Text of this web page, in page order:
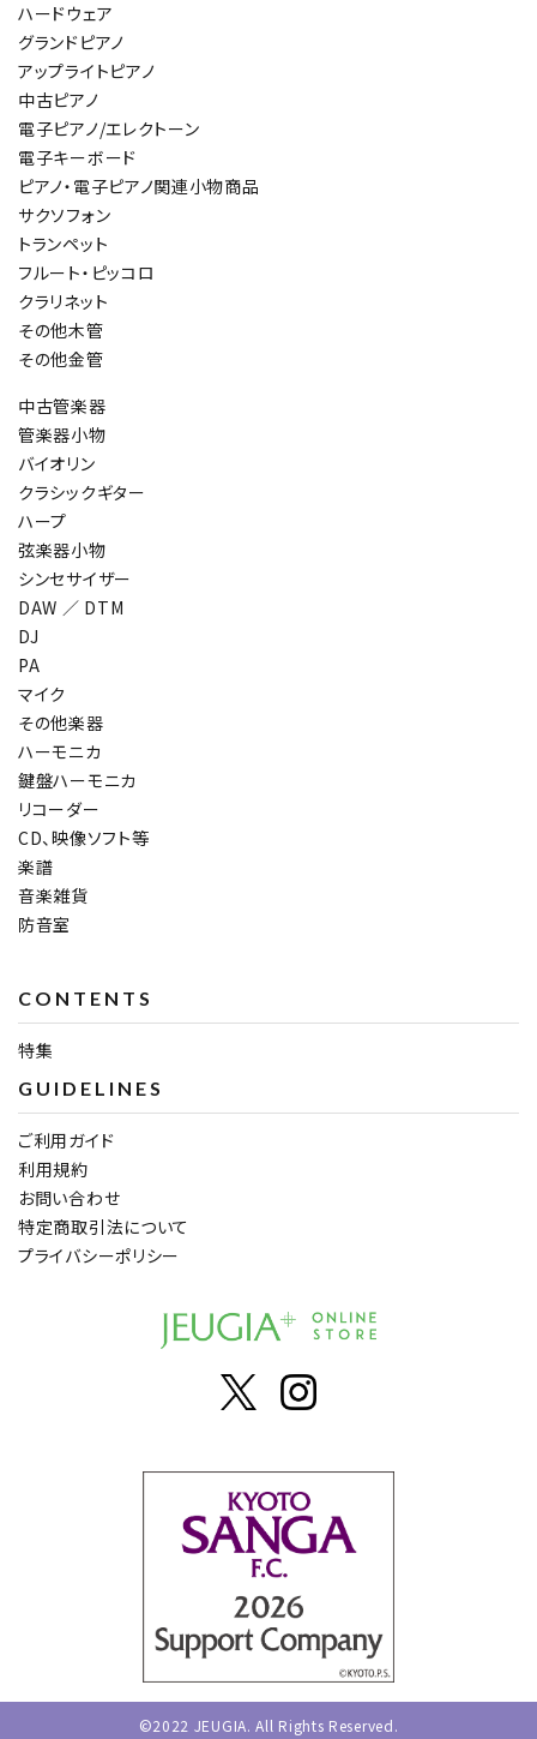
ハードウェア
グランドピアノ
アップライトピアノ
中古ピアノ
電子ピアノ/エレクトーン
電子キーボード
ピアノ・電子ピアノ関連小物商品
サクソフォン
トランペット
フルート・ピッコロ
クラリネット
その他木管
その他金管
中古管楽器
管楽器小物
バイオリン
クラシックギター
ハープ
弦楽器小物
シンセサイザー
DAW ／ DTM
DJ
PA
マイク
その他楽器
ハーモニカ
鍵盤ハーモニカ
リコーダー
CD、映像ソフト等
楽譜
音楽雑貨
防音室
CONTENTS
特集
GUIDELINES
ご利用ガイド
利用規約
お問い合わせ
特定商取引法について
プライバシーポリシー
©2022 JEUGIA. All Rights Reserved.